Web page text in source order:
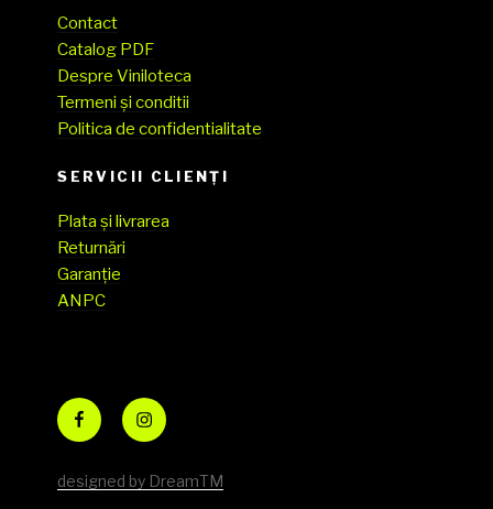
Contact
Catalog PDF
Despre Viniloteca
Termeni și conditii
Politica de confidentialitate
SERVICII CLIENŢI
Plata și livrarea
Returnări
Garanție
ANPC
FacebookInstagram
designed by DreamTM